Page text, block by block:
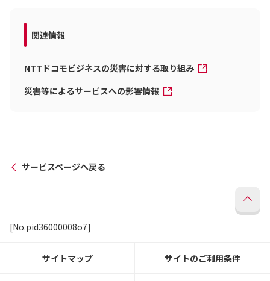
関連情報
NTTドコモビジネスの災害に対する取り組み
災害等によるサービスへの影響情報
サービスページへ戻る
[No.pid36000008o7]
サイトマップ サイトのご利用条件